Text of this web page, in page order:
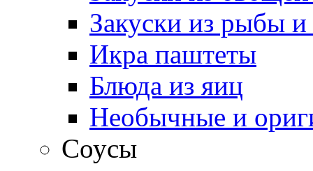
Закуски из рыбы
Икра паштеты
Блюда из яиц
Необычные и
Соусы